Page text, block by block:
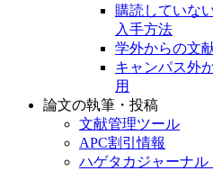
購読していな
入手方法
学外からの文
キャンパス外
用
論文の執筆・投稿
文献管理ツール
APC割引情報
ハゲタカジャーナル